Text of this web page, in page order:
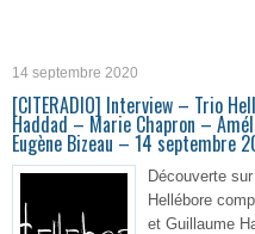
14 septembre 2020
[CITERADIO] Interview – Trio
Haddad – Marie Chapron –
Eugène Bizeau – 14 septembre
Découverte
Hellébore
et Guillaume